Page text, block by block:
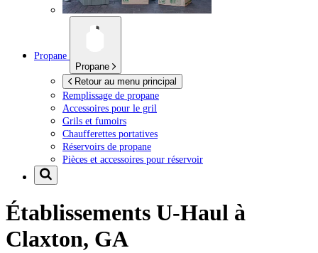
Propane
Propane
Retour au menu principal
Remplissage de propane
Accessoires pour le gril
Grils et fumoirs
Chaufferettes portatives
Réservoirs de propane
Pièces et accessoires pour réservoir
Établissements U-Haul à
Claxton, GA